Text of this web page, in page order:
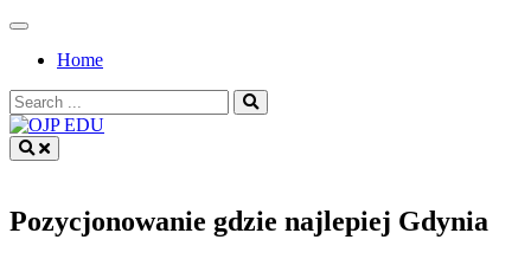
Skip
contentHome
Search
for:
Pozycjonowanie gdzie najlepiej Gdynia